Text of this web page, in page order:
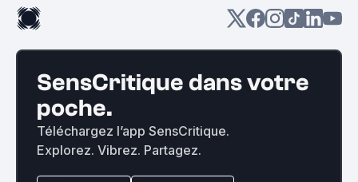
SensCritique dans votre
poche.
Téléchargez l’app SensCritique.
Explorez. Vibrez. Partagez.